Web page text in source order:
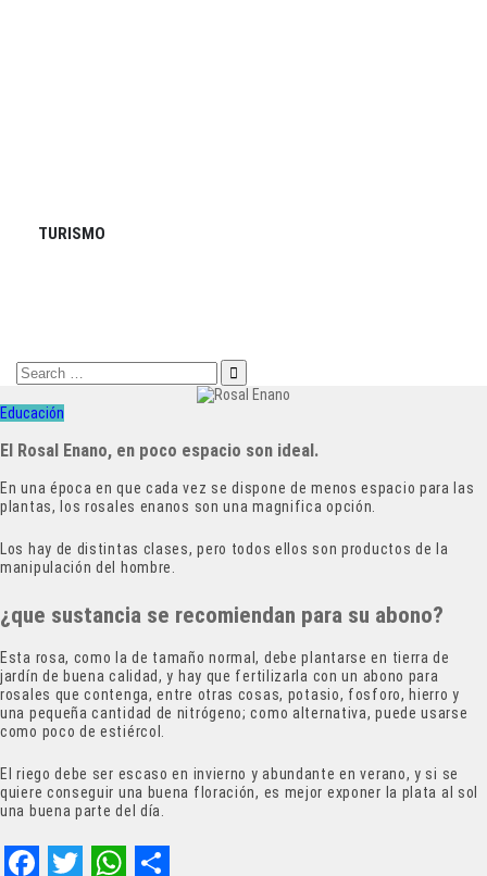
TURISMO
Search
for:
Educación
El Rosal Enano, en poco espacio son ideal.
En una época en que cada vez se dispone de menos espacio para las
plantas, los rosales enanos son una magnifica opción.
Los hay de distintas clases, pero todos ellos son productos de la
manipulación del hombre.
¿que sustancia se recomiendan para su abono?
Esta rosa, como la de tamaño normal, debe plantarse en tierra de
jardín de buena calidad, y hay que fertilizarla con un abono para
rosales que contenga, entre otras cosas, potasio, fosforo, hierro y
una pequeña cantidad de nitrógeno; como alternativa, puede usarse
como poco de estiércol.
El riego debe ser escaso en invierno y abundante en verano, y si se
quiere conseguir una buena floración, es mejor exponer la plata al sol
una buena parte del día.